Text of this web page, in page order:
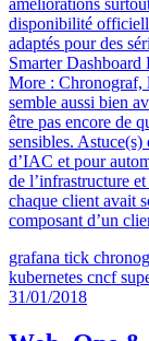
améliorations
disponibilité
adaptés pour des
Smarter
More : Chronograf,
semble aussi bien
être pas encore de
sensibles.
d’IAC et pour
de l’infrastructure
chaque client avait
composant d’un
grafana tick
kubernetes cncf
31/01/2018